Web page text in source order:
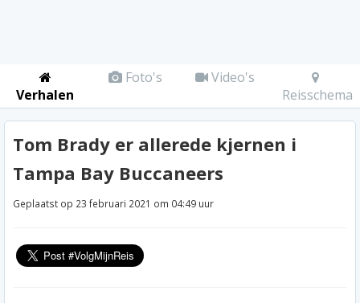
Verhalen
Foto's
Video's
Reisschema
Tom Brady er allerede kjernen i
Tampa Bay Buccaneers
Geplaatst op 23 februari 2021 om 04:49 uur